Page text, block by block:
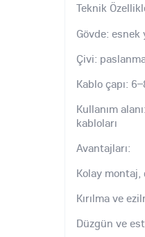
Teknik
Gövde: esnek
Çivi:
Kablo çapı:
Kullanım
kabloları
Avantajları:
Kolay
Kırılma ve
Düzgün ve